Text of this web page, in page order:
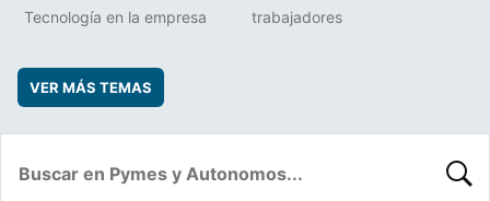
Tecnología en la empresa trabajadores
VER MÁS TEMAS